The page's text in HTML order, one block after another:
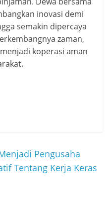
inovasi demi
semakin dipercaya
zaman,
koperasi aman
Pengusaha
Tentang Kerja Keras